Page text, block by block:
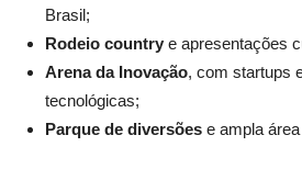
Brasil;
Rodeio country e apresentações
Arena da Inovação, com startups
tecnológicas;
Parque de diversões e ampla